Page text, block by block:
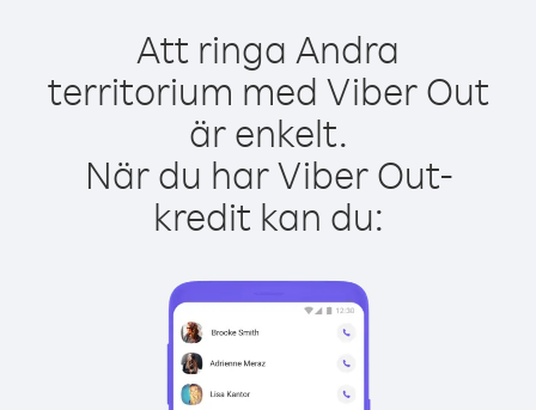
Att ringa Andra
territorium med Viber Out
är enkelt.
När du har Viber Out-
kredit kan du: